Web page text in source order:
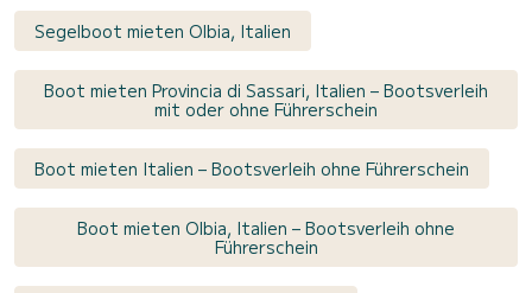
Segelboot mieten Olbia, Italien
Boot mieten Provincia di Sassari, Italien – Bootsverleih
mit oder ohne Führerschein
Boot mieten Italien – Bootsverleih ohne Führerschein
Boot mieten Olbia, Italien – Bootsverleih ohne
Führerschein